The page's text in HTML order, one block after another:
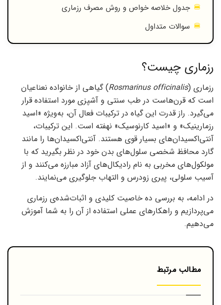
جدول خلاصه خواص و روش مصرف رزماری
سوالات متداول
رزماری چیست؟
رزماری (Rosmarinus officinalis) گیاهی از خانواده نعناعیان
است که قرن‌هاست در طب سنتی و آشپزی مورد استفاده قرار
می‌گیرد. راز قدرت این گیاه در ترکیبات فعال آن، به‌ویژه «اسید
رزمارینیک» و «اسید کارنوسیک» نهفته است. این ترکیبات،
آنتی‌اکسیدان‌های بسیار قوی هستند. آنتی‌اکسیدان‌ها را مانند
گارد محافظ شخصی سلول‌های بدن خود در نظر بگیرید که با
مولکول‌های مخربی به نام رادیکال‌های آزاد مبارزه می‌کنند و از
آسیب سلولی، پیری زودرس و التهاب جلوگیری می‌نمایند.
در ادامه، به بررسی ده خاصیت کلیدی و اثبات‌شده‌ی رزماری
می‌پردازیم و راهکارهای عملی استفاده از آن را به شما آموزش
می‌دهیم.
مطالب مرتبط